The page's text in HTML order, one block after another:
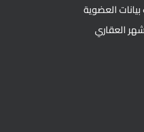
العضوية
العقاري